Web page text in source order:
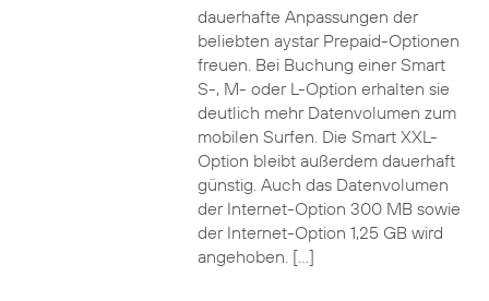
dauerhafte Anpassungen der
beliebten aystar Prepaid-Optionen
freuen. Bei Buchung einer Smart
S-, M- oder L-Option erhalten sie
deutlich mehr Datenvolumen zum
mobilen Surfen. Die Smart XXL-
Option bleibt außerdem dauerhaft
günstig. Auch das Datenvolumen
der Internet-Option 300 MB sowie
der Internet-Option 1,25 GB wird
angehoben. […]